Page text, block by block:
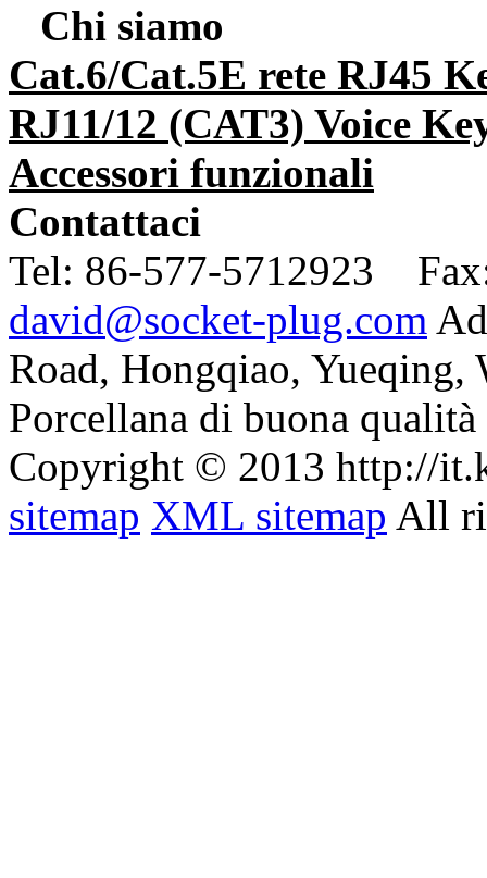
Chi siamo
Cat.6/Cat.5E rete RJ45
RJ11/12 (CAT3) Voice
Accessori funzionali
Contattaci
Tel: 86-577-5712923
david@socket-plug.com
Road, Hongqiao, Yueqing,
Porcellana di buona
Copyright © 2013 http://
sitemap XML sitemap All